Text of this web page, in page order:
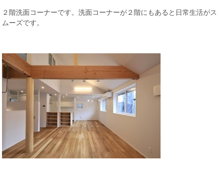
２階洗面コーナーです。洗面コーナーが２階にもあると日常生活がス
ムーズです。